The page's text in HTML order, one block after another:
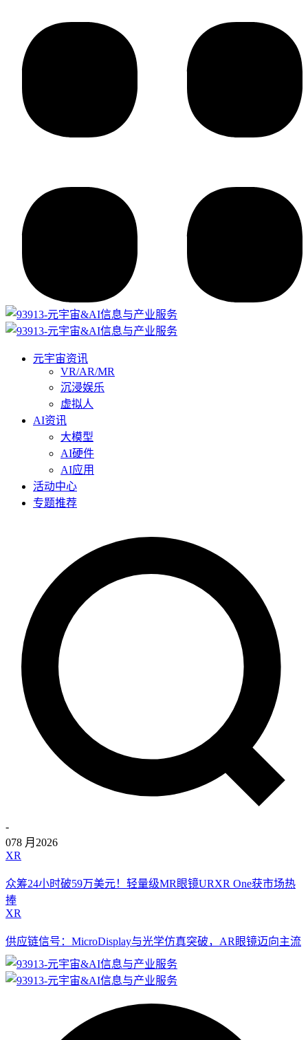
元宇宙资讯
VR/AR/MR
沉浸娱乐
虚拟人
AI资讯
大模型
AI硬件
AI应用
活动中心
专题推荐
-
078 月 2026
XR
众筹24小时破59万美元！轻量级MR眼镜URXR One获市场热
捧
XR
供应链信号：MicroDisplay与光学仿真突破，AR眼镜迈向主流